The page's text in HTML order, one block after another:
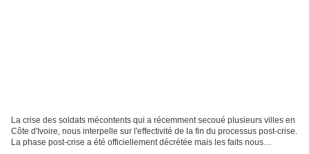
La crise des soldats mécontents qui a récemment secoué plusieurs villes en
Côte d'Ivoire, nous interpelle sur l'effectivité de la fin du processus post-crise.
La phase post-crise a été officiellement décrétée mais les faits nous